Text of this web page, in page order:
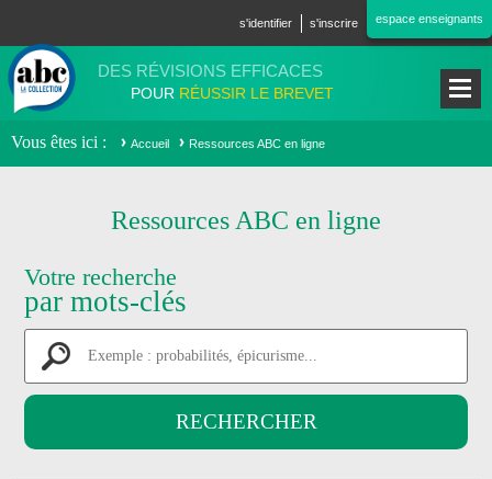
s'identifier s'inscrire espace enseignants
DES RÉVISIONS EFFICACES
POUR RÉUSSIR LE BREVET
Vous êtes ici Accueil Ressources ABC en ligne
Ressources ABC en ligne
Votre recherche
par mots-clés